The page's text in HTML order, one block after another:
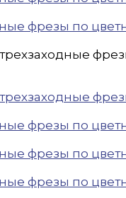
фрезы по
фрезы по
фрезы по
фрезы по